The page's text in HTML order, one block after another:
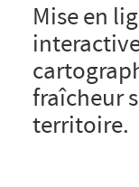
Mise en
fraîcheur
territoire.